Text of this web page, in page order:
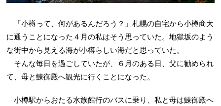
「小樽って、何があるんだろう？」札幌の自宅から小樽商大
に通うことになった４月の私はそう思っていた。地獄坂のよう
な街中から見える海が小樽らしい海だと思っていた。
そんな毎日を過ごしていたが、６月のある日、父に勧められ
て、母と鰊御殿へ観光に行くことになった。
小樽駅からおたる水族館行のバスに乗り、私と母は鰊御殿へ